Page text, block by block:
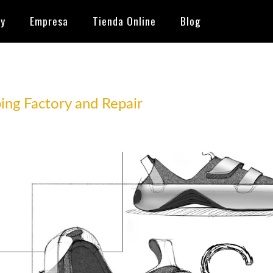
Empresa Tienda Online Blog
Factory and Repair